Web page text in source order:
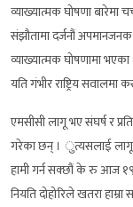
व्याख्यात्मक घोषणा बारेमा
संझौतामा दर्जनौं
व्याख्यात्मक घोषणामा
यति गंभीर राष्ट्रिय
एमसीसी लागू भए संघर्ष र
गरेका छन् । ुत्यसलाई लागू
हामी गर्न सक्छौं के रु आज
नियति दोहोरिले खतरा